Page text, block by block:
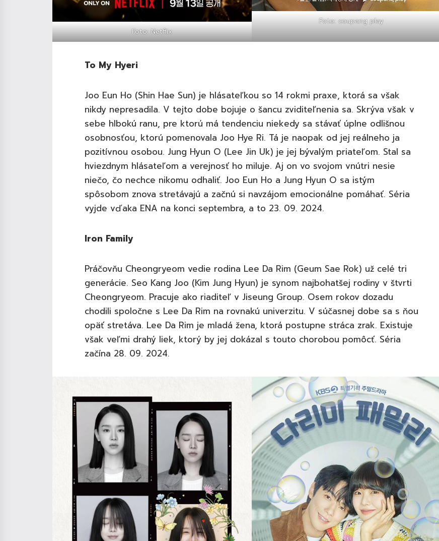
Foto: Netflix
Foto: coupang play
To My Hyeri
Joo Eun Ho (Shin Hae Sun) je hlásateľkou so 14 rokmi praxe, ktorá sa však
nikdy nepresadila. V tejto dobe bojuje o šancu zviditeľnenia sa. Skrýva však v
sebe hlbokú ranu, pre ktorú má tendenciu niekedy sa stávať úplne odlišnou
osobnosťou, ktorú pomenovala Joo Hye Ri. Tá je naopak od jej reálneho ja
pozitívnou osobou. Jung Hyun O (Lee Jin Uk) je jej bývalým priateľom. Stal sa
hviezdnym hlásateľom a verejnosť ho miluje. Aj on vo svojom vnútri nesie
niečo, čo nechce nikomu odhaliť. Joo Eun Ho a Jung Hyun O sa istým
spôsobom znova stretávajú a začnú si navzájom emocionálne pomáhať. Séria
vyjde vďaka ENA na konci septembra, a to 23. 09. 2024.
Iron Family
Práčovňu Cheongryeom vedie rodina Lee Da Rim (Geum Sae Rok) už celé tri
generácie. Seo Kang Joo (Kim Jung Hyun) je synom najbohatšej rodiny v štvrti
Cheongryeom. Pracuje ako riaditeľ v Jiseung Group. Osem rokov dozadu
chodili spoločne s Lee Da Rim na rovnakú univerzitu. V súčasnej dobe sa s ňou
opäť stretáva. Lee Da Rim je mladá žena, ktorá postupne stráca zrak. Existuje
však veľmi drahý liek, ktorý by jej dokázal s touto chorobou pomôcť. Séria
začína 28. 09. 2024.